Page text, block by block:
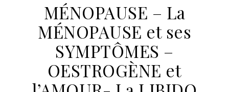
MÉNOPAUSE – La
MÉNOPAUSE et ses
SYMPTÔMES –
OESTROGÈNE et